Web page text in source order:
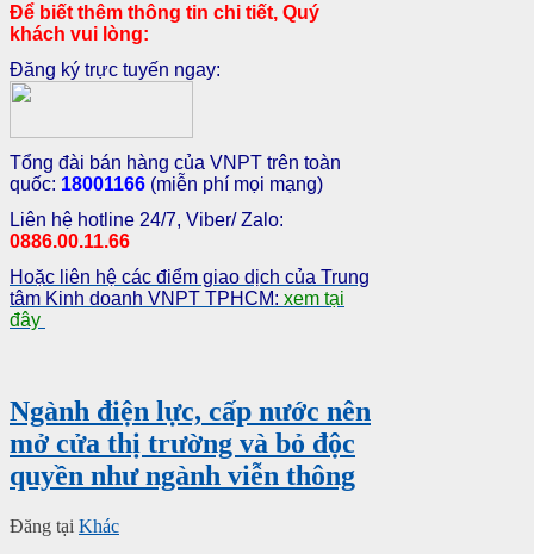
Để biết thêm thông tin chi tiết, Quý
khách vui lòng:
Đăng ký trực tuyến ngay:
Tổng đài bán hàng của VNPT trên toàn
quốc: 18001166 (miễn phí mọi mạng)
Liên hệ hotline 24/7, Viber/ Zalo:
0886.00.11.66
Hoặc liên hệ các điểm giao dịch của Trung
tâm Kinh doanh VNPT TPHCM: xem tại
đây
Ngành điện lực, cấp nước nên
mở cửa thị trường và bỏ độc
quyền như ngành viễn thông
Đăng tại Khác